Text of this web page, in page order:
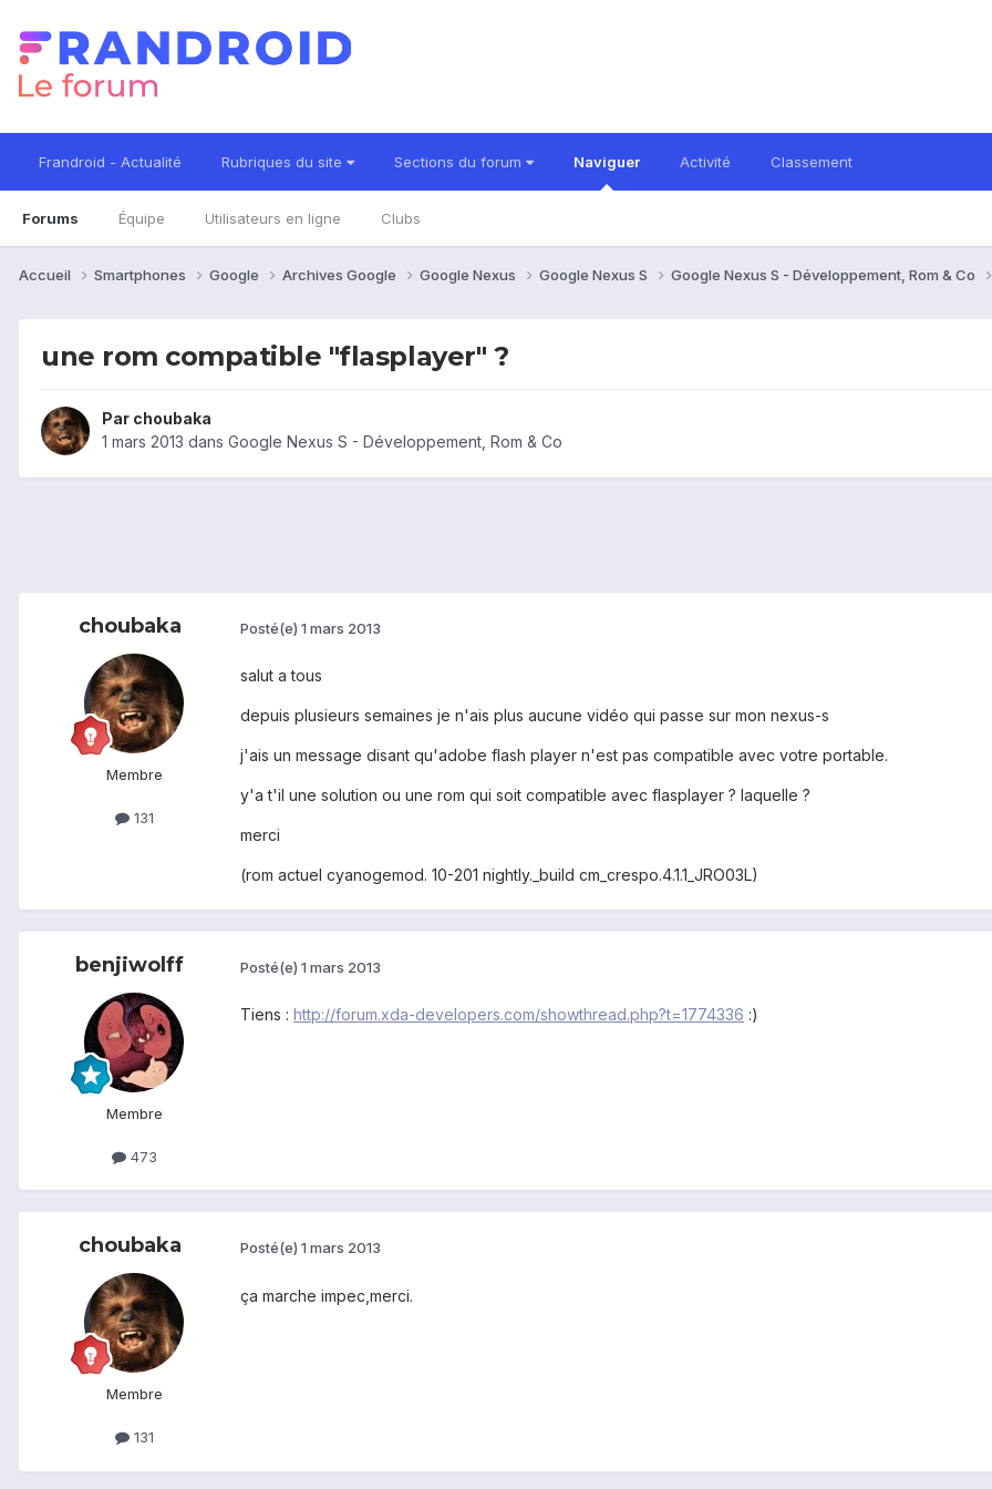
Frandroid - Actualité Rubriques du site Sections du forum Naviguer
Forums Équipe Utilisateurs en ligne Clubs
Activité Classement
Accueil Smartphones Google Archives Google Google Nexus Google Nexus S Google Nexus S - Développement, Rom & Co
une rom compatible "flasplayer" ?
Par choubaka
1 mars 2013 dans Google Nexus S - Développement, Rom & Co
choubaka
Membre
131
Posté(e) 1 mars 2013
salut a tous
depuis plusieurs semaines je n'ais plus aucune vidéo qui passe sur mon nexus-s
j'ais un message disant qu'adobe flash player n'est pas compatible avec votre portable.
y'a t'il une solution ou une rom qui soit compatible avec flasplayer ? laquelle ?
merci
(rom actuel cyanogemod. 10-201 nightly._build cm_crespo.4.1.1_JRO03L)
benjiwolff
Membre
473
Posté(e) 1 mars 2013
Tiens : http://forum.xda-developers.com/showthread.php?t=1774336 :)
choubaka
Membre
131
Posté(e) 1 mars 2013
ça marche impec,merci.